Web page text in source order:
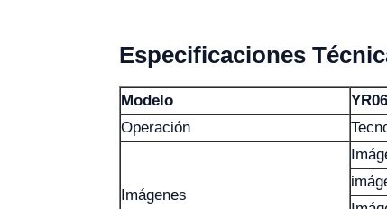
Especificaciones
Modelo
Operación
Imágenes